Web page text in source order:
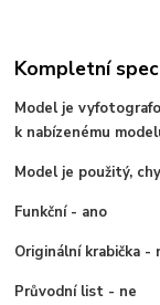
Kompletní
Model je
k nabízenému
Model je použitý,
Funkční - ano
Originální krabička -
Průvodní list - ne